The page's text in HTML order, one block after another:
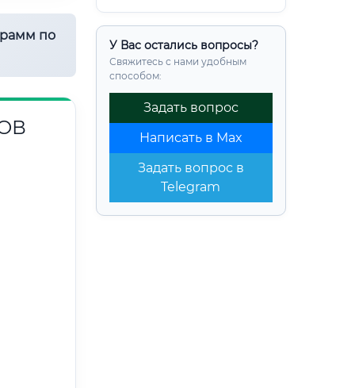
У Вас остались вопросы?
Свяжитесь с нами удобным
способом:
Задать вопрос
Написать в Max
Задать вопрос в
Telegram
по